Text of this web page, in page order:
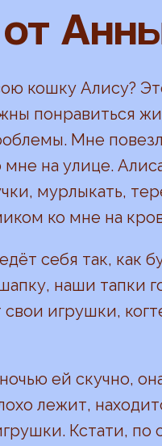
кошку Алису?
понравиться
Мне
на улице.
мурлыкать,
ко мне на
себя так, как
наши тапки
свои игрушки,
ей скучно,
лежит,
Кстати, по